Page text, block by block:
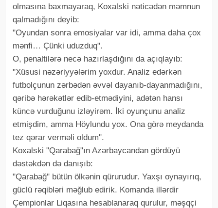
olmasına baxmayaraq, Koxalski nəticədən məmnun
qalmadığını deyib:
"Oyundan sonra emosiyalar var idi, amma daha çox
mənfi… Çünki uduzduq".
O, penaltilərə necə hazırlaşdığını da açıqlayıb:
"Xüsusi nəzəriyyələrim yoxdur. Analiz edərkən
futbolçunun zərbədən əvvəl dayanıb-dayanmadığını,
qəribə hərəkətlər edib-etmədiyini, adətən hansı
küncə vurduğunu izləyirəm. İki oyunçunu analiz
etmişdim, amma Höylundu yox. Ona görə meydanda
tez qərar verməli oldum".
Koxalski "Qarabağ"ın Azərbaycandan gördüyü
dəstəkdən də danışıb:
"Qarabağ" bütün ölkənin qürurudur. Yaxşı oynayırıq,
güclü rəqibləri məğlub edirik. Komanda illərdir
Çempionlar Liqasına hesablanaraq qurulur, məşqçi